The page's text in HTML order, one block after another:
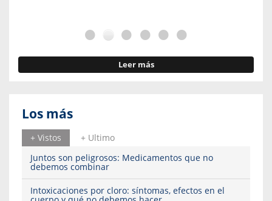
Leer más
Los más
+ Vistos
+ Ultimo
Juntos son peligrosos: Medicamentos que no
debemos combinar
Intoxicaciones por cloro: síntomas, efectos en el